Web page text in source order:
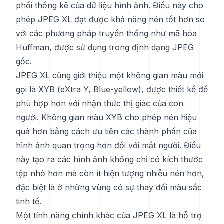
phối thống kê của dữ liệu hình ảnh. Điều này cho
phép JPEG XL đạt được khả năng nén tốt hơn so
với các phương pháp truyền thống như mã hóa
Huffman, được sử dụng trong định dạng JPEG
gốc.
JPEG XL cũng giới thiệu một không gian màu mới
gọi là XYB (eXtra Y, Blue-yellow), được thiết kế để
phù hợp hơn với nhận thức thị giác của con
người. Không gian màu XYB cho phép nén hiệu
quả hơn bằng cách ưu tiên các thành phần của
hình ảnh quan trọng hơn đối với mắt người. Điều
này tạo ra các hình ảnh không chỉ có kích thước
tệp nhỏ hơn mà còn ít hiện tượng nhiễu nén hơn,
đặc biệt là ở những vùng có sự thay đổi màu sắc
tinh tế.
Một tính năng chính khác của JPEG XL là hỗ trợ